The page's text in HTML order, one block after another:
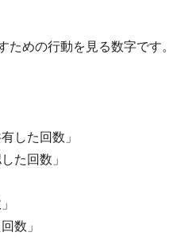
ための行動を見る数字です。
した回数」
た回数」
数」